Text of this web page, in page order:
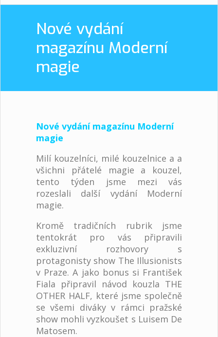
Nové vydání
magazínu Moderní
magie
Nové vydání magazínu Moderní
magie
Milí kouzelníci, milé kouzelnice a a
všichni přátelé magie a kouzel,
tento týden jsme mezi vás
rozeslali další vydání Moderní
magie.
Kromě tradičních rubrik jsme
tentokrát pro vás připravili
exkluzivní rozhovory s
protagonisty show The Illusionists
v Praze. A jako bonus si František
Fiala připravil návod kouzla THE
OTHER HALF, které jsme společně
se všemi diváky v rámci pražské
show mohli vyzkoušet s Luisem De
Matosem.